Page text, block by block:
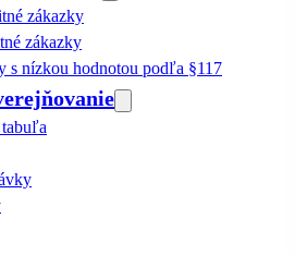
zákazky
zákazky
s nízkou hodnotou podľa §117